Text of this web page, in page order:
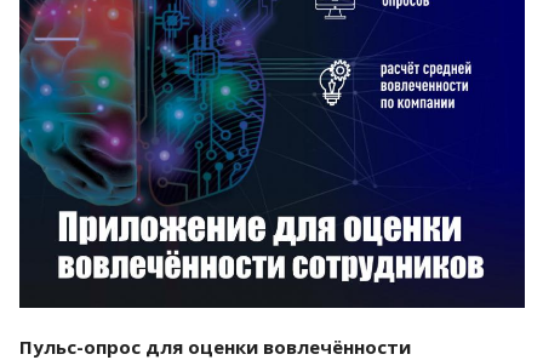
Смотреть проект
Пульс-опрос для оценки вовлечённости